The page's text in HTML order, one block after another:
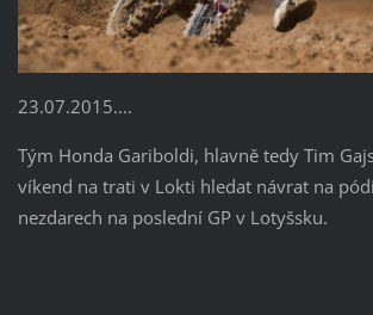
23.07.2015....
Tým Honda Gariboldi, hlavně tedy Tim
víkend na trati v Lokti hledat návrat na
nezdarech na poslední GP v Lotyšsku.